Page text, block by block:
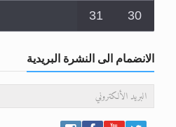
30
31
الانضمام الى النشرة البريدية